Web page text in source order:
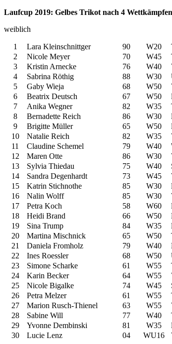
Laufcup 2019: Gelbes Trikot nach 4 Wettkämpfen
weiblich
1 Lara Kleinschnittger 90 W20
2
Nicole Meyer 70 W45
3
Kristin Arnecke 76 W40
4
Sabrina Röthig 88 W30
5
Gaby Wieja 68 W50
6
Beatrix Deutsch 67 W50
7
Anika Wegner 82 W35
8
Bernadette Reich 86 W30
9
Brigitte Müller 65 W50
10
Natalie Reich 82 W35
11
Claudine Schemel 79 W40
12
Maren Otte 86 W30
13
Sylvia Thiedau 75 W40
14
Sandra Degenhardt 73 W45
15
Katrin Stichnothe 85 W30
16
Nalin Wolff 85 W30
17
Petra Koch 58 W60
18
Heidi Brand 66 W50
19
Sina Trump 84 W35
20
Martina Mischnick 65 W50
21
Daniela Fromholz 79 W40
22
Ines Roessler 68 W50
23
Simone Scharke 61 W55
24
Karin Becker 64 W55
25
Nicole Bigalke 74 W45
26
Petra Melzer 61 W55
27
Marion Rusch-Thienel 63 W55
28
Sabine Will 77 W40
29
Yvonne Dembinski 81 W35
30
Lucie Lenz 04 WU16